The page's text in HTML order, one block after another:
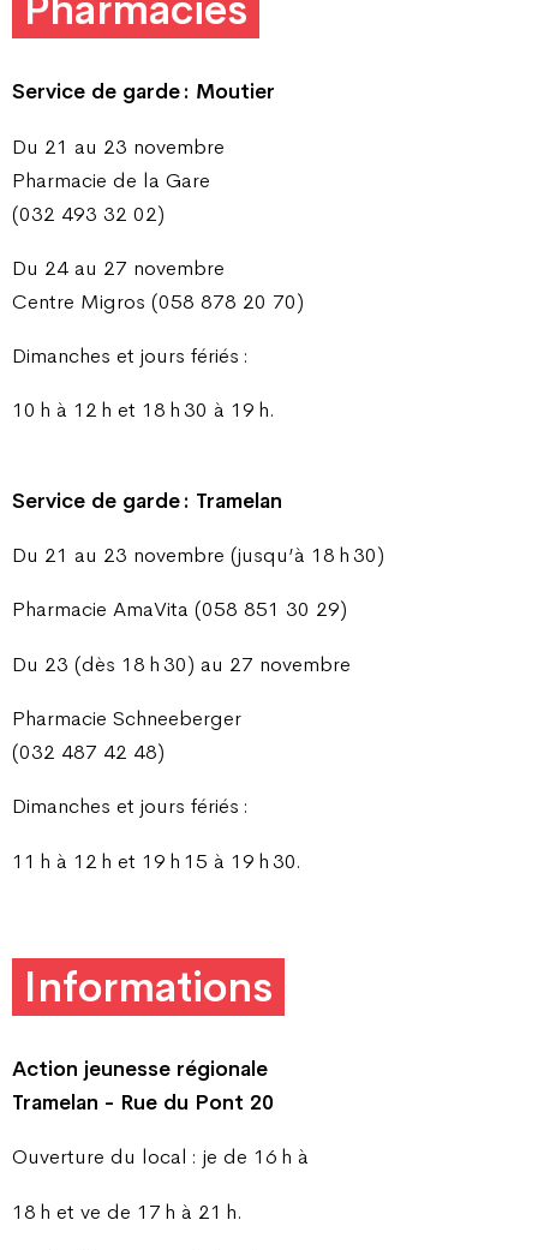
Service de garde : Moutier
Du 21 au 23 novembre
Pharmacie de la Gare
(032 493 32 02)
Du 24 au 27 novembre
Centre Migros (058 878 20 70)
Dimanches et jours fériés :
10 h à 12 h et 18 h 30 à 19 h.
Service de garde : Tramelan
Du 21 au 23 novembre (jusqu’à 18 h 30)
Pharmacie AmaVita (058 851 30 29)
Du 23 (dès 18 h 30) au 27 novembre
Pharmacie Schneeberger
(032 487 42 48)
Dimanches et jours fériés :
11 h à 12 h et 19 h 15 à 19 h 30.
Informations
Action jeunesse régionale
Tramelan - Rue du Pont 20
Ouverture du local : je de 16 h à
18 h et ve de 17 h à 21 h.